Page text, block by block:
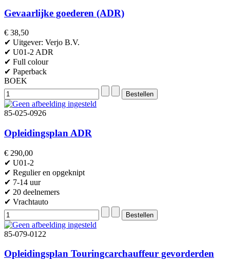
Gevaarlijke goederen (ADR)
€ 38,50
✔ Uitgever: Verjo B.V.
✔ U01-2 ADR
✔ Full colour
✔ Paperback
BOEK
85-025-0926
Opleidingsplan ADR
€ 290,00
✔ U01-2
✔ Regulier en opgeknipt
✔ 7-14 uur
✔ 20 deelnemers
✔ Vrachtauto
85-079-0122
Opleidingsplan Touringcarchauffeur gevorderden